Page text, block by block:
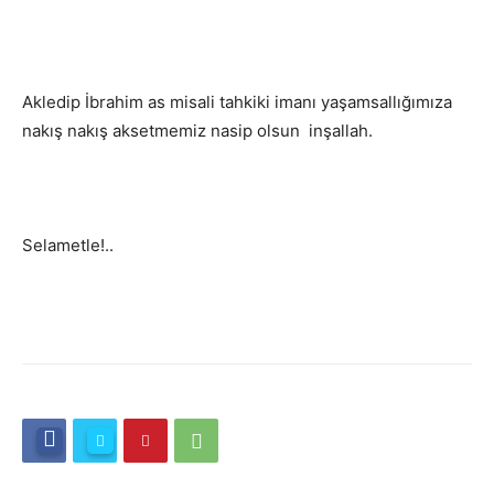
Akledip İbrahim as misali tahkiki imanı yaşamsallığımıza
nakış nakış aksetmemiz nasip olsun inşallah.
Selametle!..